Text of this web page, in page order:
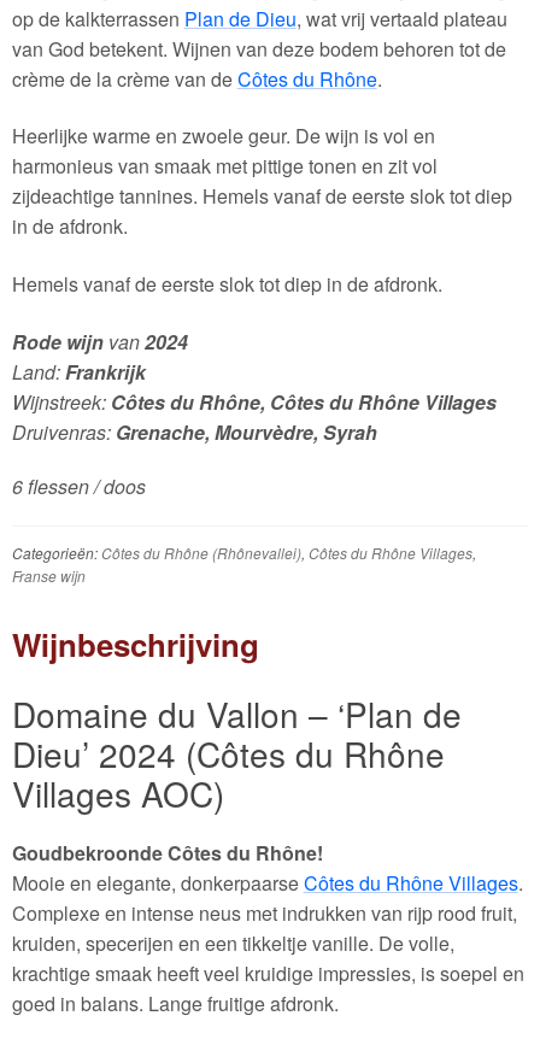
op de kalkterrassen Plan de Dieu, wat vrij vertaald plateau
van God betekent. Wijnen van deze bodem behoren tot de
crème de la crème van deCôtes du Rhône.
Heerlijke warme en zwoele geur. De wijn is vol en
harmonieus van smaak met pittige tonen en zit vol
zijdeachtige tannines. Hemels vanaf de eerste slok tot diep
in de afdronk.
Hemels vanaf de eerste slok tot diep in de afdronk.
Rode wijnvan2024
Land:Frankrijk
Wijnstreek: Côtes du Rhône, Côtes du Rhône Villages
Druivenras: Grenache, Mourvèdre, Syrah
6 flessen / doos
Categorieën:Côtes du Rhône (Rhônevallei), Côtes du Rhône Villages,
Franse wijn
Wijnbeschrijving
Domaine du Vallon – ‘Plan de
Dieu’ 2024 (Côtes du Rhône
Villages AOC)
Goudbekroonde Côtes du Rhône!
Mooie en elegante, donkerpaarseCôtes du Rhône Villages.
Complexe en intense neus met indrukken van rijp rood fruit,
kruiden, specerijen en een tikkeltje vanille. De volle,
krachtige smaak heeft veel kruidige impressies, is soepel en
goed in balans. Lange fruitige afdronk.